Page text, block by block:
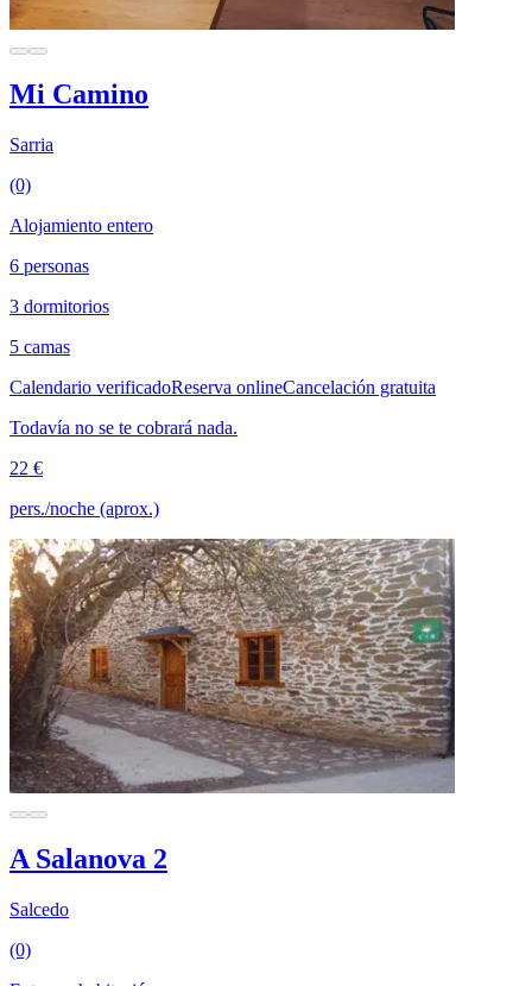
Mi Camino
Sarria
(0)
Alojamiento entero
6 personas
3 dormitorios
5 camas
Calendario verificadoReserva onlineCancelación gratuita
Todavía no se te cobrará nada.
22 €
pers./noche (aprox.)
A Salanova 2
Salcedo
(0)